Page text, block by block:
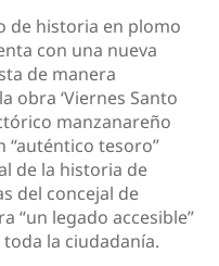
de historia en plomo
con una nueva
de manera
obra ‘Viernes Santo
manzanareño
“auténtico tesoro”
de la historia de
del concejal de
“un legado accesible”
la ciudadanía.